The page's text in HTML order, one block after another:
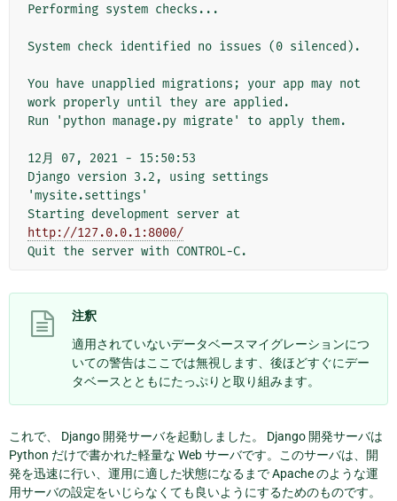
Performing system checks...
System check identified no issues (0 silenced).
You have unapplied migrations; your app may not
work properly until they are applied.
Run 'python manage.py migrate' to apply them.
12月 07, 2021 - 15:50:53
Django version 3.2, using settings
'mysite.settings'
http://127.0.0.1:8000/
注釈
適用されていないデータベースマイグレーションにつ
いての警告はここでは無視します、後ほどすぐにデー
タベースとともにたっぷりと取り組みます。
これで、 Django 開発サーバを起動しました。 Django 開発サーバは
Python だけで書かれた軽量な Web サーバです。このサーバは、開
発を迅速に行い、運用に適した状態になるまで Apache のような運
用サーバの設定をいじらなくても良いようにするためのものです。